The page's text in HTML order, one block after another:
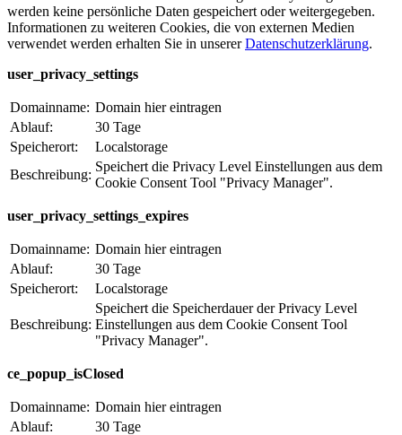
werden keine persönliche Daten gespeichert oder weitergegeben.
Informationen zu weiteren Cookies, die von externen Medien
verwendet werden erhalten Sie in unsererDatenschutzerklärung.
user_privacy_settings
Domainname: Domain hier eintragen
Ablauf:
30 Tage
Speicherort:
Localstorage
Beschreibung:
Speichert die Privacy Level Einstellungen aus dem
Cookie Consent Tool "Privacy Manager".
user_privacy_settings_expires
Domainname: Domain hier eintragen
Ablauf:
30 Tage
Speicherort:
Localstorage
Beschreibung:
Speichert die Speicherdauer der Privacy Level
Einstellungen aus dem Cookie Consent Tool
"Privacy Manager".
ce_popup_isClosed
Domainname: Domain hier eintragen
Ablauf:
30 Tage